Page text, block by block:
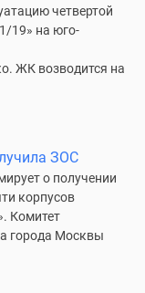
четвертой
19» на юго-
ЖК возводится на
ЗОС
о получении
корпусов
Комитет
города Москвы